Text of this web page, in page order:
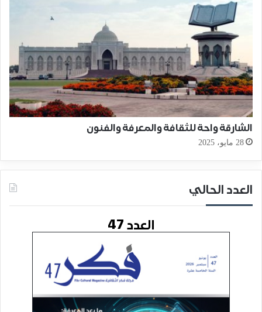
الشارقة واحة للثقافة والمعرفة والفنون
28 مايو، 2025
العدد الحالي
العدد 47